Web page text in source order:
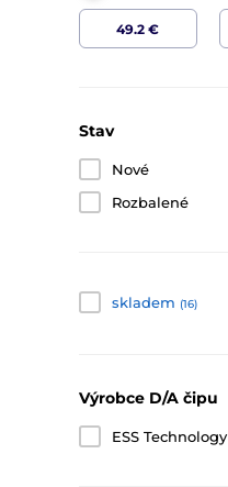
Stav
Nové
Rozbalené
skladem (16)
Výrobce D/A čipu
ESS Technology